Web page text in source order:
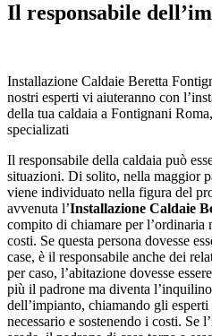
Il responsabile
Installazione Caldaie Beretta
nostri esperti vi aiuteranno con
della tua caldaia a Fontignani
specializati
Il responsabile della caldaia può
situazioni. Di solito, nella maggior
viene individuato nella figura del
avvenuta l’Installazione Caldaie
compito di chiamare per l’ordinaria
costi. Se questa persona dovesse
case, è il responsabile anche dei
per caso, l’abitazione dovesse
più il padrone ma diventa
dell’impianto, chiamando gli
necessario e sostenendo i costi. Se